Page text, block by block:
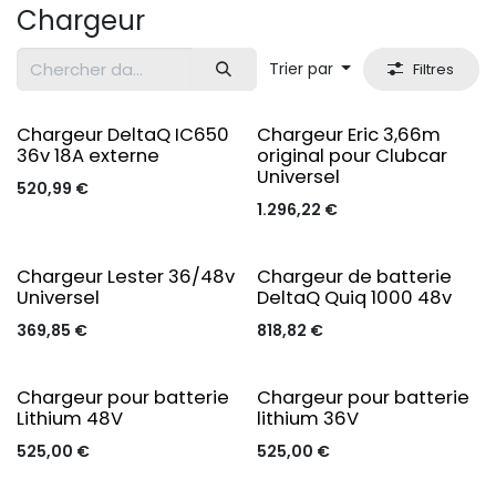
Chargeur
Trier par Filtres
Original
Chargeur DeltaQ IC650
36v 18A externe
520,99 €
Chargeur Eric 3,66m
original pour Clubcar
Universel
1.296,22 €
Chargeur Lester 36/48v
Universel
369,85 €
Original
Chargeur de batterie
DeltaQ Quiq 1000 48v
818,82 €
Chargeur pour batterie
Lithium 48V
525,00 €
Chargeur pour batterie
lithium 36V
525,00 €